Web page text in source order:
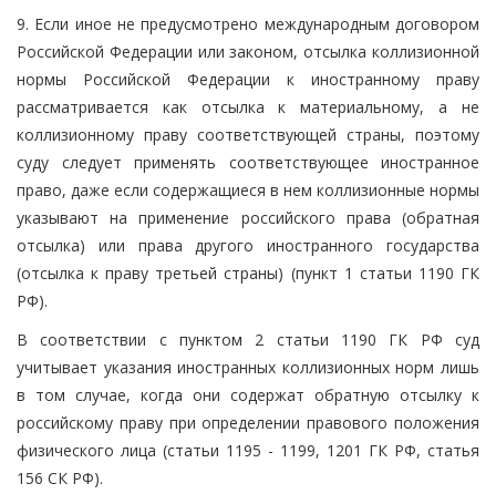
9. Если иное не предусмотрено международным договором
Российской Федерации или законом, отсылка коллизионной
нормы Российской Федерации к иностранному праву
рассматривается как отсылка к материальному, а не
коллизионному праву соответствующей страны, поэтому
суду следует применять соответствующее иностранное
право, даже если содержащиеся в нем коллизионные нормы
указывают на применение российского права (обратная
отсылка) или права другого иностранного государства
(отсылка к праву третьей страны) (пункт 1 статьи 1190 ГК
РФ).
В соответствии с пунктом 2 статьи 1190 ГК РФ суд
учитывает указания иностранных коллизионных норм лишь
в том случае, когда они содержат обратную отсылку к
российскому праву при определении правового положения
физического лица (статьи 1195 - 1199, 1201 ГК РФ, статья
156 СК РФ).